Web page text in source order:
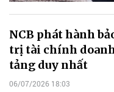
NCB phát hành
trị tài chính
tảng duy nhất
06/07/2026 18:03